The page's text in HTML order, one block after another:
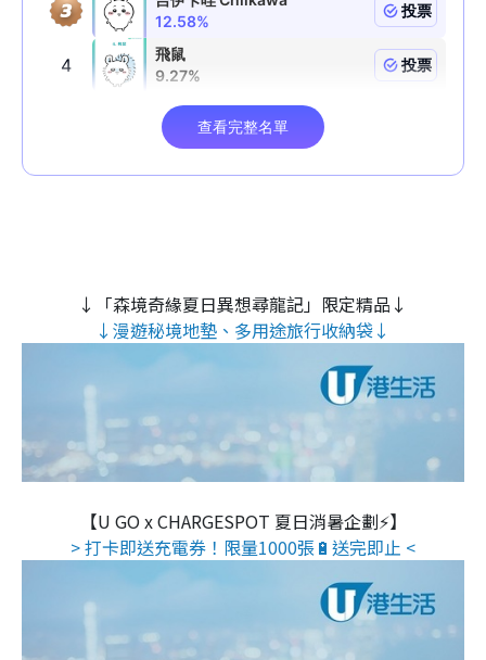
↓「森境奇緣夏日異想尋龍記」限定精品↓
↓漫遊秘境地墊、多用途旅行收納袋↓
【U GO x CHARGESPOT 夏日消暑企劃⚡】
> 打卡即送充電券！限量1000張🔋送完即止 <